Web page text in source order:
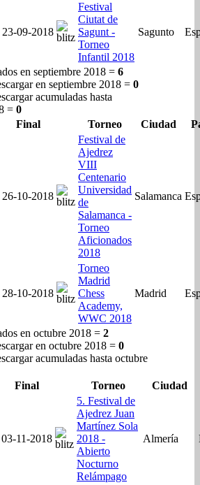
23-09-2018
Festival
Ciutat de
Sagunt -
Torneo
Infantil 2018
Sagunto
en septiembre 2018 = 6
en septiembre 2018 = 0
acumuladas hasta
= 0
Final Torneo Ciudad
26-10-2018
Festival de
Ajedrez
VIII
Centenario
Universidad
de
Salamanca -
Torneo
Aficionados
2018
Salamanca
28-10-2018
Torneo
Madrid
Chess
Academy,
WWC 2018
Madrid
en octubre 2018 = 2
en octubre 2018 = 0
acumuladas hasta octubre
Final Torneo Ciudad
03-11-2018
5. Festival de
Ajedrez Juan
Martínez Sola
2018 -
Abierto
Nocturno
Relámpago
Almería